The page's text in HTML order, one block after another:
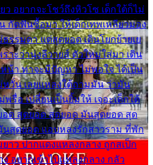
ว อยากจะโชว์ถึงหิวโซ เด็กใต้ก็ไม่
กัดฟันซื้อมา ให้เด็กเทพเหลียวมอง
รรมดา แต่สุดยอด เดินโยกย้ายเย
าะว่านุ่งลีวายส์ ตัวใหม่ใส่มา เดิน
น้า ท่าจะมีปัญหา ไม่พอใจ ได้เป็น
วั่น เลยแหลงใต้ถามมัน ว่ามัน
รื่อ เปลี่ยนเป็นยิ้มให้ เจอะเด็กใต้
อด สุดยอด สุดยอด มันสุดยอด สุด
สุดยอด แอบหลงรักสาวราม ที่พัก
ยาว ปากแดงแหลงกลาง ถูกสเป็ก
อยากเข้าไปแหลงกลาง กลัว